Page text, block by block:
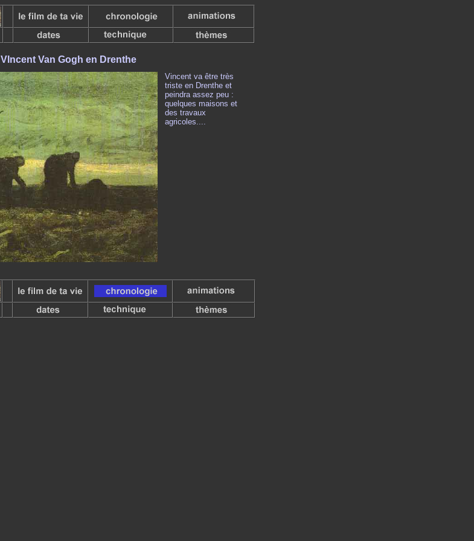
VIncent Van Gogh en Drenthe
Vincent va être très
triste en Drenthe et
peindra assez peu :
quelques maisons et
des travaux
agricoles....